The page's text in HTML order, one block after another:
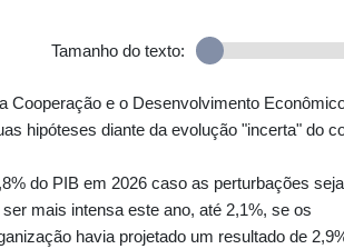
Tamanho do texto:
Cooperação e o Desenvolvimento
hipóteses diante da evolução "incerta" do
do PIB em 2026 caso as perturbações
mais intensa este ano, até 2,1%, se os
havia projetado um resultado de